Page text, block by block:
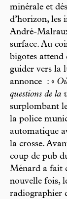
minérale et
d’horizon, les
André-
surface. Au
bigotes attend
guider vers la
annonce : «
questions de la
surplombant
la police
automatique
la crosse.
coup de pub
Ménard a fait
nouvelle fois,
radiographier